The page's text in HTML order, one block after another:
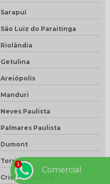
Sarapuí
São Luiz do Paraitinga
Riolândia
Getulina
Areiópolis
Manduri
Neves Paulista
Palmares Paulista
Dumont
Torrinha
Cristais Paulista
Comercial